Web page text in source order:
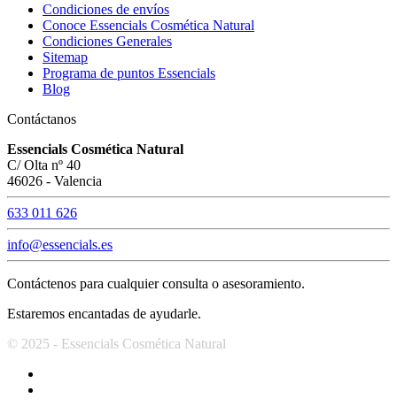
Condiciones de envíos
Conoce Essencials Cosmética Natural
Condiciones Generales
Sitemap
Programa de puntos Essencials
Blog
Contáctanos
Essencials Cosmética Natural
C/ Olta nº 40
46026 - Valencia
633 011 626
info@essencials.es
Contáctenos para cualquier consulta o asesoramiento.
Estaremos encantadas de ayudarle.
© 2025 - Essencials Cosmética Natural